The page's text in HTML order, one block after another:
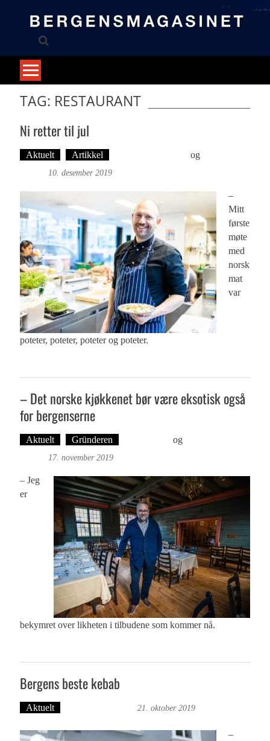
TAG: RESTAURANT
Ni retter til jul
Aktuelt Artikkel og
10. desember 2019
–
Mitt
første
møte
med
norsk
mat
var
poteter, poteter, poteter og poteter.
– Det norske kjøkkenet bør være eksotisk også
for bergenserne
Aktuelt Gründeren og
17. november 2019
– Jeg
er
bekymret over likheten i tilbudene som kommer nå.
Bergens beste kebab
Aktuelt 21. oktober 2019
–